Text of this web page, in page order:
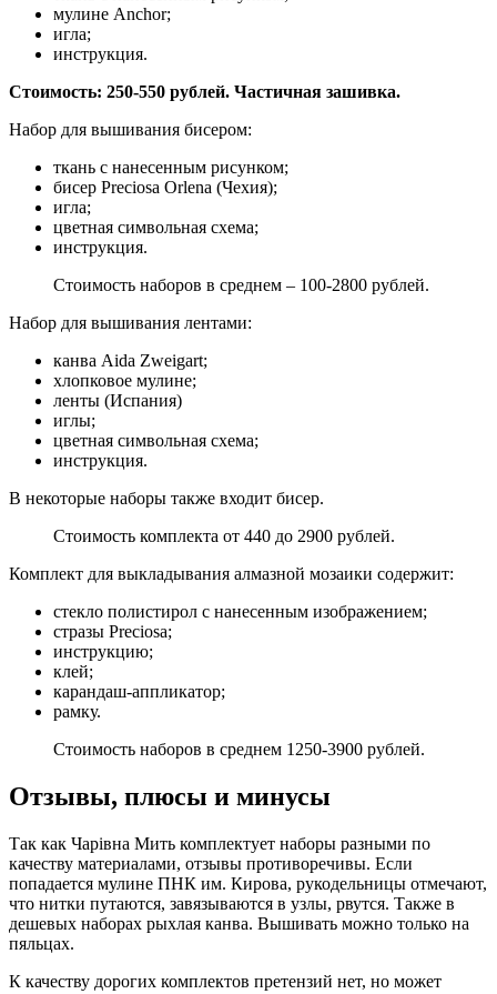
мулине Anchor;
игла;
инструкция.
Стоимость: 250-550 рублей. Частичная зашивка.
Набор для вышивания бисером:
ткань с нанесенным рисунком;
бисер Preciosa Orlena (Чехия);
игла;
цветная символьная схема;
инструкция.
Стоимость наборов в среднем – 100-2800 рублей.
Набор для вышивания лентами:
канва Aida Zweigart;
хлопковое мулине;
ленты (Испания)
иглы;
цветная символьная схема;
инструкция.
В некоторые наборы также входит бисер.
Стоимость комплекта от 440 до 2900 рублей.
Комплект для выкладывания алмазной мозаики содержит:
стекло полистирол с нанесенным изображением;
стразы Preciosa;
инструкцию;
клей;
карандаш-аппликатор;
рамку.
Стоимость наборов в среднем 1250-3900 рублей.
Отзывы, плюсы и минусы
Так как Чарівна Мить комплектует наборы разными по
качеству материалами, отзывы противоречивы. Если
попадается мулине ПНК им. Кирова, рукодельницы отмечают,
что нитки путаются, завязываются в узлы, рвутся. Также в
дешевых наборах рыхлая канва. Вышивать можно только на
пяльцах.
К качеству дорогих комплектов претензий нет, но может